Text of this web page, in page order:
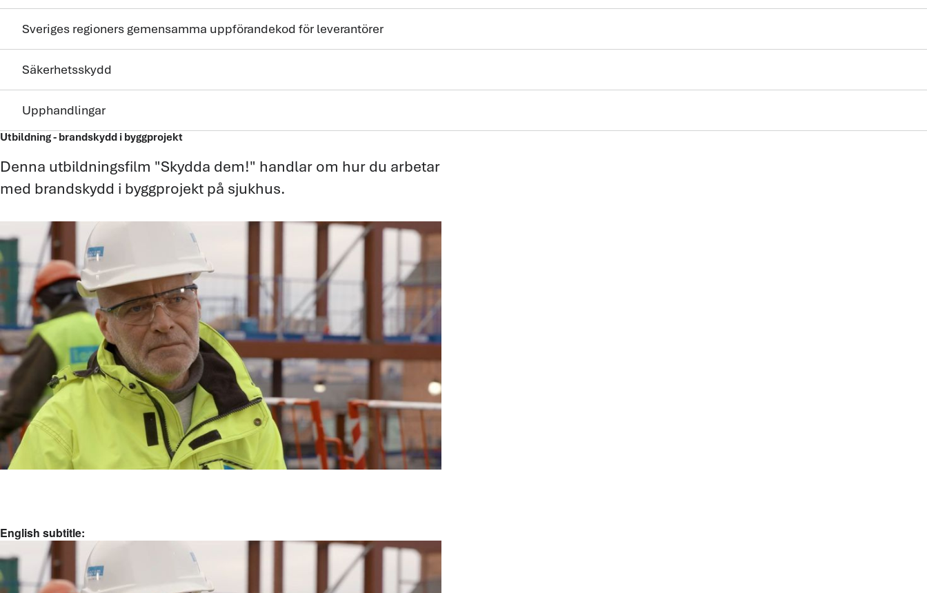
Sveriges regioners gemensamma uppförandekod för leverantörer
Säkerhetsskydd
Upphandlingar
Utbildning - brandskydd i byggprojekt
Denna utbildningsfilm "Skydda dem!" handlar om hur du arbetar
med brandskydd i byggprojekt på sjukhus.
English subtitle: